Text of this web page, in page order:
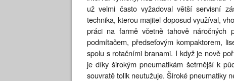
už velmi často vyžadoval větší servisní
technika, kterou majitel doposud využíval,
práci na farmě včetně tahově náročných
podmítačem, předseťovým kompaktorem,
spolu s rotačními branami. I když je nově
je díky širokým pneumatikám šetrnější k
souvratě tolik neutužuje. Široké pneumatiky